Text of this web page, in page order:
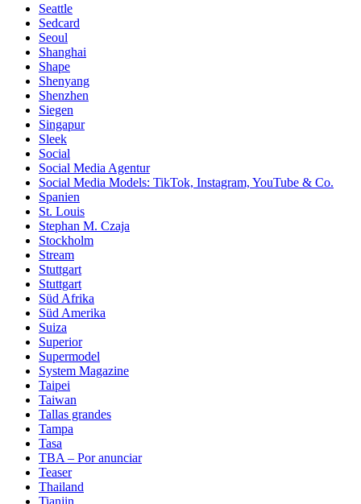
Seattle
Sedcard
Seoul
Shanghai
Shape
Shenyang
Shenzhen
Siegen
Singapur
Sleek
Social
Social Media Agentur
Social Media Models: TikTok, Instagram, YouTube & Co.
Spanien
St. Louis
Stephan M. Czaja
Stockholm
Stream
Stuttgart
Stuttgart
Süd Afrika
Süd Amerika
Suiza
Superior
Supermodel
System Magazine
Taipei
Taiwan
Tallas grandes
Tampa
Tasa
TBA – Por anunciar
Teaser
Thailand
Tianjin